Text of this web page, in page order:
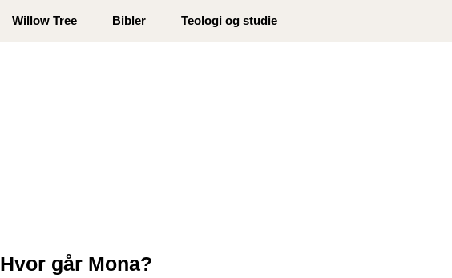
Min side Infosenter
Willow Tree Bibler Teologi og studie
Hvor går Mona?